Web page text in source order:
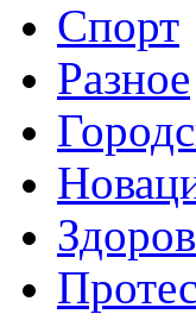
Спорт
Разное